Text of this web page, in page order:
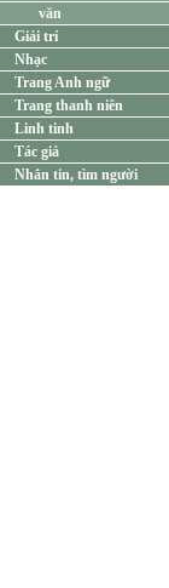
văn
Giải trí
Nhạc
Trang Anh ngữ
Trang thanh niên
Linh tinh
Tác giả
Nhắn tin, tìm người